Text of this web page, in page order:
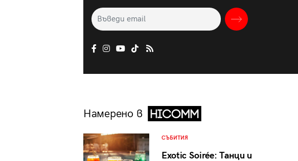
Намерено в
СЪБИТИЯ
Exotic Soirée: Танци и